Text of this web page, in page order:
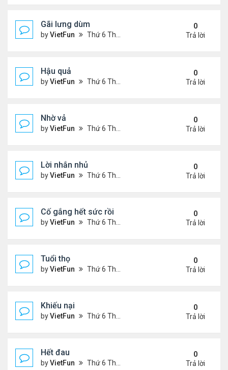
Gãi lưng dùm
byVietFun Thứ 6 Tháng 11 05, 2021 12:49 pm
0
Trả lời
Hậu quả
byVietFun Thứ 6 Tháng 11 05, 2021 12:42 pm
0
Trả lời
Nhờ vả
byVietFun Thứ 6 Tháng 11 05, 2021 12:41 pm
0
Trả lời
Lời nhắn nhủ
byVietFun Thứ 6 Tháng 11 05, 2021 12:38 pm
0
Trả lời
Cố gắng hết sức rồi
byVietFun Thứ 6 Tháng 11 05, 2021 12:03 pm
0
Trả lời
Tuổi thọ
byVietFun Thứ 6 Tháng 11 05, 2021 11:57 am
0
Trả lời
Khiếu nại
byVietFun Thứ 6 Tháng 11 05, 2021 11:53 am
0
Trả lời
Hết đau
byVietFun Thứ 6 Tháng 11 05, 2021 11:47 am
0
Trả lời